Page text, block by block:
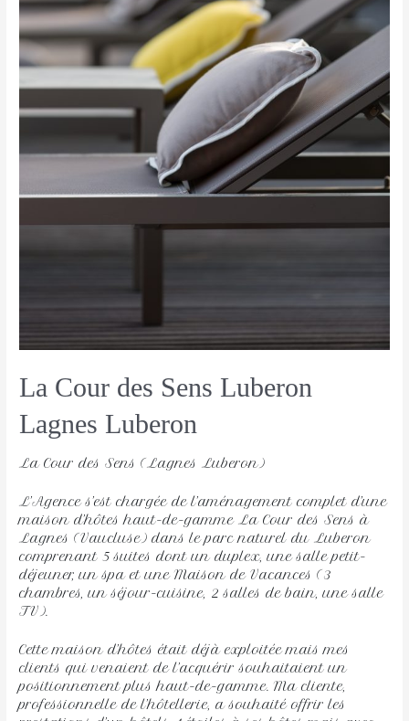
La Cour des Sens Luberon
Lagnes Luberon
La Cour des Sens (Lagnes Luberon)
L’Agence s’est chargée de l’aménagement complet d’une
maison d’hôtes haut-de-gamme La Cour des Sens à
Lagnes (Vaucluse) dans le parc naturel du Luberon
comprenant 5 suites dont un duplex, une salle petit-
déjeuner, un spa et une Maison de Vacances (3
chambres, un séjour-cuisine, 2 salles de bain, une salle
TV).
Cette maison d’hôtes était déjà exploitée mais mes
clients qui venaient de l’acquérir souhaitaient un
positionnement plus haut-de-gamme. Ma cliente,
professionnelle de l’hôtellerie, a souhaité offrir les